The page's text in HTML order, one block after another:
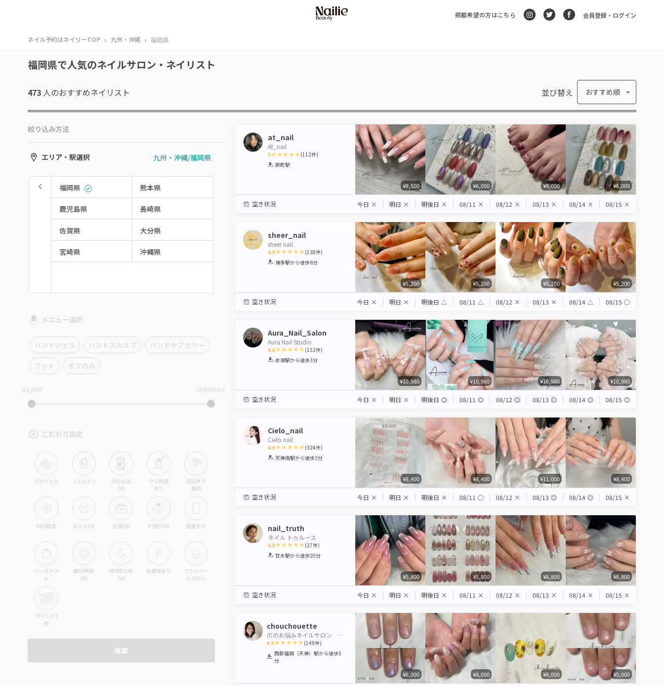
掲載希望の方はこちら 会員登録・ログイン
ネイル予約はネイリーTOP › 九州・沖縄 › 福岡県
福岡県で人気のネイルサロン・ネイリスト
473 人のおすすめネイリスト 並び替え おすすめ順
絞り込み方法
エリア・駅選択 九州・沖縄/福岡県
福岡県 熊本県
鹿児島県 長崎県
佐賀県 大分県
宮崎県 沖縄県
エリアから選ぶ
メニュー選択
ハンドジェル ハンドスカルプ ハンドケアカラー
フット オフのみ
¥1,000 Unlimited
こだわり設定
パラジェル フィルイン
持ち込み
OK
やり放題
あり
初回オフ
無料
DVD観賞 メンズOK 出張OK 子連れOK 個室あり
リーズナブ
ル
朝10時前
OK
夜8時以降
OK
駐車場あり
プライベー
トサロン
ポイント3
倍
検索
at_nail
At_nail
5
1 2 3 4
(112件)
原町駅
¥8,500 ¥6,000 ¥9,000 ¥6,000
空き状況 今日 × 明日 × 明後日 × 08/11 × 08/12 × 08/13 × 08/14 × 08/15 ×
sheer_nail
sheer nail
4.9
1 2 3 4 5
(138件)
博多駅から徒歩6分
¥5,200 ¥5,200 ¥5,200 ¥5,200
空き状況 今日 × 明日 × 明後日 △ 08/11 △ 08/12 × 08/13 × 08/14 △ 08/15 ◯
Aura_Nail_Salon
Aura Nail Studio
4.8
1 2 3 4 5
(152件)
赤坂駅から徒歩3分
¥10,980 ¥10,980 ¥10,980 ¥10,980
空き状況 今日 × 明日 × 明後日 ◎ 08/11 ◎ 08/12 ◎ 08/13 ◎ 08/14 ◎ 08/15 ◎
Cielo_nail
Cielo nail
4.9
1 2 3 4 5
(324件)
天神南駅から徒歩3分
¥8,400 ¥8,400 ¥11,000 ¥8,400
空き状況 今日 × 明日 × 明後日 × 08/11 ◯ 08/12 × 08/13 ◎ 08/14 ◎ 08/15 ×
nail_truth
ネイル トゥルース
4.9
1 2 3 4 5
(27件)
甘木駅から徒歩20分
¥5,800 ¥5,800 ¥6,800 ¥6,800
空き状況 今日 × 明日 × 明後日 × 08/11 × 08/12 × 08/13 × 08/14 × 08/15 ×
chouchouette
爪のお悩みネイルサロン chouchouette
4.9
1
Star
2 3 4 5
(149件)
西鉄福岡（天神）駅から徒歩5
分
¥6,000 ¥8,000 ¥8,000 ¥5,000